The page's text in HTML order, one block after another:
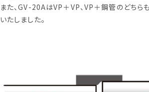
また、GV-20AはVP＋VP、VP＋鋼管のどちら
いたしました。